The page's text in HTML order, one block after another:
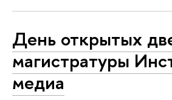
День открытых
магистратуры
медиа